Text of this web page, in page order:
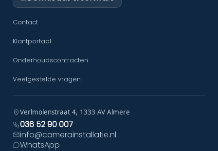
Contact
Klantportaal
Onderhoudscontracten
Veelgestelde vragen
Verlmolenstraat 4, 1333 AV Almere
036 52 90 007
info@camerainstallatie.nl
WhatsApp